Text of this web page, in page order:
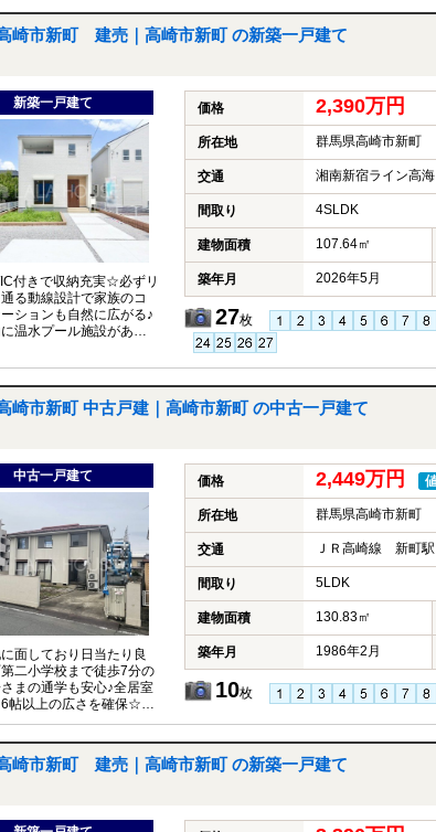
崎市新町 建売｜高崎市新町 の新築一戸建て
新築一戸建て
付きで収納充実☆必ずリ
る動線設計で家族のコ
ションも自然に広がる♪
温水プール施設があ
価格 2,390万円
所在地 群馬県高崎市新町
交通 湘南新宿ライン高
間取り 4SLDK
建物面積 107.64㎡
築年月 2026年5月
27枚
崎市新町 中古戸建｜高崎市新町 の中古一戸建て
中古一戸建て
面しており日当たり良
二小学校まで徒歩7分の
まの通学も安心♪全居室
帖以上の広さを確保☆2
12帖のゆとりある広
価格 2,449万円
所在地 群馬県高崎市新町
交通 ＪＲ高崎線 新町
間取り 5LDK
建物面積 130.83㎡
築年月 1986年2月
10枚
崎市新町 建売｜高崎市新町 の新築一戸建て